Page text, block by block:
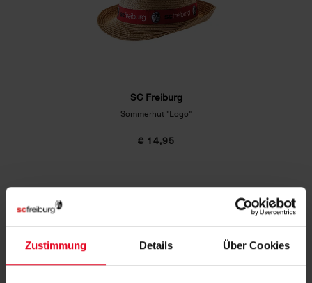
Zustimmung Details Über Cookies
SC Freiburg
Sommerhut "Logo"
€ 14,95